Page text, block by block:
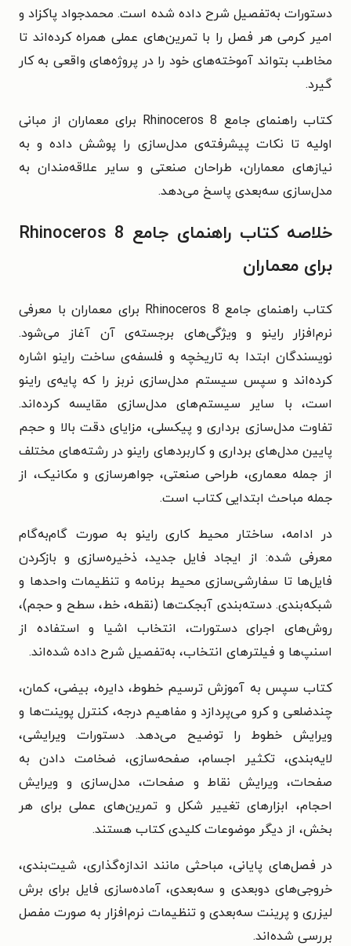
دستورات به‌تفصیل شرح داده شده است. محمدجواد پاکزاد و
امیر کرمی هر فصل را با تمرین‌های عملی همراه کرده‌اند تا
مخاطب بتواند آموخته‌های خود را در پروژه‌های واقعی به کار
گیرد.
کتاب راهنمای جامع Rhinoceros 8 برای معماران از مبانی
اولیه تا نکات پیشرفته‌ی مدل‌سازی را پوشش داده و به
نیازهای معماران، طراحان صنعتی و سایر علاقه‌مندان به
مدل‌سازی سه‌بعدی پاسخ می‌دهد.
خلاصه کتاب راهنمای جامع Rhinoceros 8
برای معماران
کتاب راهنمای جامع Rhinoceros 8 برای معماران با معرفی
نرم‌افزار راینو و ویژگی‌های برجسته‌ی آن آغاز می‌شود.
نویسندگان ابتدا به تاریخچه و فلسفه‌ی ساخت راینو اشاره
کرده‌اند و سپس سیستم مدل‌سازی نربز را که پایه‌ی راینو
است، با سایر سیستم‌های مدل‌سازی مقایسه کرده‌اند.
تفاوت مدل‌سازی برداری و پیکسلی، مزایای دقت بالا و حجم
پایین مدل‌های برداری و کاربردهای راینو در رشته‌های مختلف
از جمله معماری، طراحی صنعتی، جواهرسازی و مکانیک، از
جمله مباحث ابتدایی کتاب است.
در ادامه، ساختار محیط کاری راینو به‌ صورت گام‌به‌گام
معرفی شده: از ایجاد فایل جدید، ذخیره‌سازی و بازکردن
فایل‌ها تا سفارشی‌سازی محیط برنامه و تنظیمات واحدها و
شبکه‌بندی. دسته‌بندی آبجکت‌ها (نقطه، خط، سطح و حجم)،
روش‌های اجرای دستورات، انتخاب اشیا و استفاده از
اسنپ‌ها و فیلترهای انتخاب، به‌تفصیل شرح داده شده‌اند.
کتاب سپس به آموزش ترسیم خطوط، دایره، بیضی، کمان،
چندضلعی و کرو می‌پردازد و مفاهیم درجه، کنترل پوینت‌ها و
ویرایش خطوط را توضیح می‌دهد. دستورات ویرایشی،
لایه‌بندی، تکثیر اجسام، صفحه‌سازی، ضخامت دادن به
صفحات، ویرایش نقاط و صفحات، مدل‌سازی و ویرایش
احجام، ابزارهای تغییر شکل و تمرین‌های عملی برای هر
بخش، از دیگر موضوعات کلیدی کتاب هستند.
در فصل‌های پایانی، مباحثی مانند اندازه‌گذاری، شیت‌بندی،
خروجی‌های دوبعدی و سه‌بعدی، آماده‌سازی فایل برای برش
لیزری و پرینت سه‌بعدی و تنظیمات نرم‌افزار به‌ صورت مفصل
بررسی شده‌اند.